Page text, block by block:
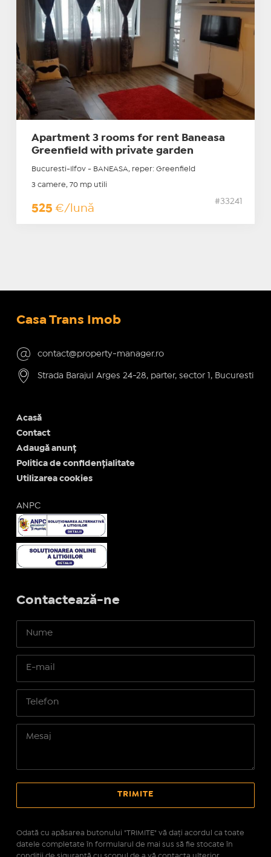
Apartment 3 rooms for rent Baneasa
Greenfield with private garden
Bucuresti-Ilfov - BANEASA, reper: Greenfield
3 camere, 70 mp utili
525 €/lună
#33241
Casa Trans Imob
contact@property-manager.ro
Strada Barajul Arges 24-28, parter, sector 1, Bucuresti
Acasă
Contact
Adaugă anunț
Politica de confidențialitate
Utilizarea cookies
ANPC
Contactează-ne
Odată cu apăsarea butonului "TRIMITE" vă daţi acordul ca toate
datele completate în formularul de mai sus să fie stocate în